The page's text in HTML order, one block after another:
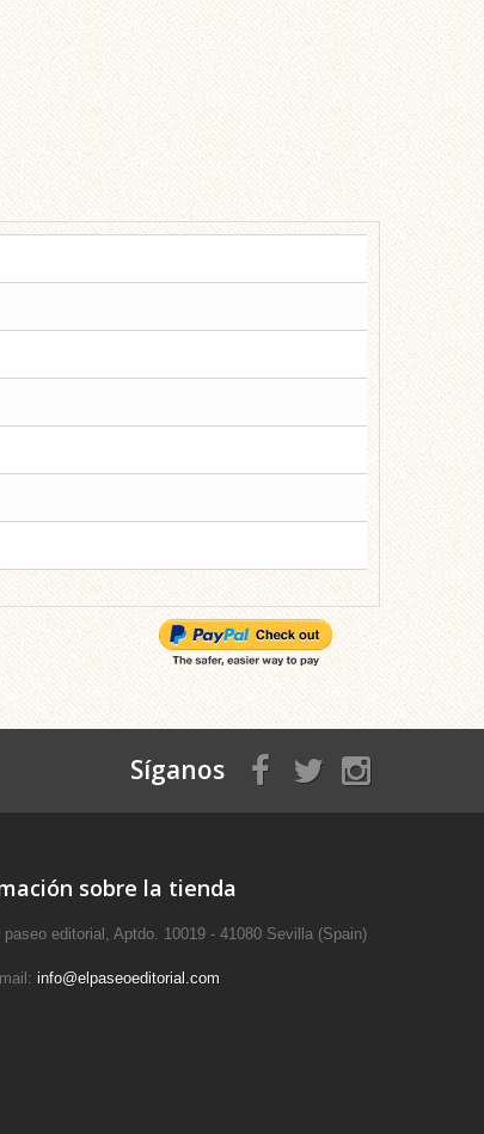
Síganos
sobre la tienda
paseo editorial, Aptdo. 10019 - 41080 Sevilla (Spain)
info@elpaseoeditorial.com